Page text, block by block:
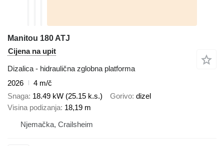
Manitou 180 ATJ
Cijena na upit
Dizalica - hidraulična zglobna platforma
2026
4 m/č
Snaga 18.49 kW (25.15 k.s.) Gorivo dizel
Visina podizanja 18,19 m
Njemačka, Crailsheim